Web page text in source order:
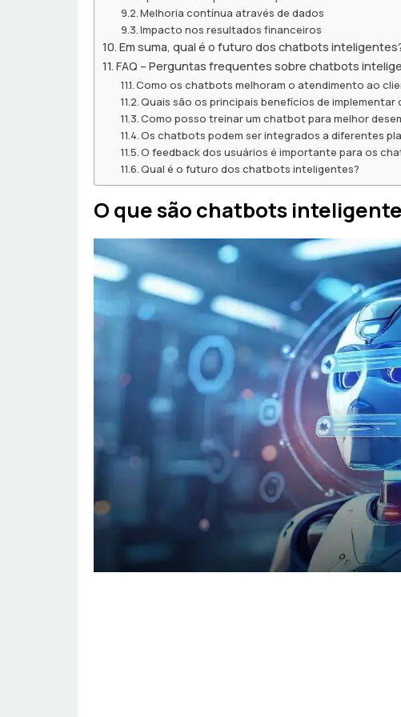
Melhoria contínua através de dados
Impacto nos resultados financeiros
Em suma, qual é o futuro dos chatbots
FAQ – Perguntas frequentes sobre chatbots
Como os chatbots melhoram o atendimento ao
Quais são os principais benefícios de
Como posso treinar um chatbot para melhor
Os chatbots podem ser integrados a diferentes
O feedback dos usuários é importante para os
Qual é o futuro dos chatbots inteligentes?
O que são chatbots